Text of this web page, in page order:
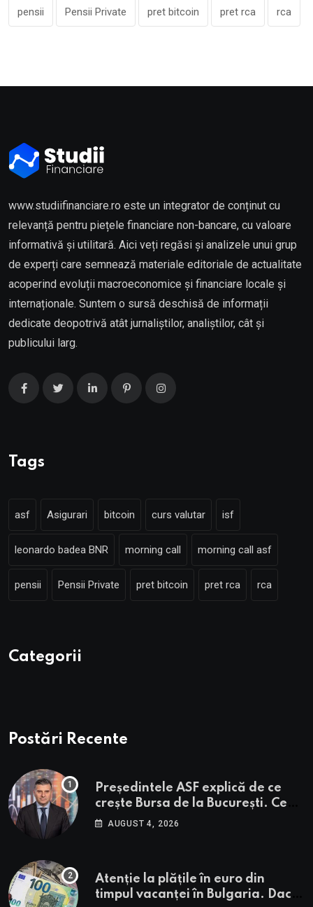
pensii Pensii Private pret bitcoin pret rca rca
www.studiifinanciare.ro este un integrator de conținut cu
relevanță pentru piețele financiare non-bancare, cu valoare
informativă și utilitară. Aici veți regăsi și analizele unui grup
de experți care semnează materiale editoriale de actualitate
acoperind evoluții macroeconomice și financiare locale și
internaționale. Suntem o sursă deschisă de informații
dedicate deopotrivă atât jurnaliștilor, analiștilor, cât și
publicului larg.
Tags
asf Asigurari bitcoin curs valutar isf
leonardo badea BNR morning call morning call asf
pensii Pensii Private pret bitcoin pret rca rca
Categorii
Postări Recente
Președintele ASF explică de ce
crește Bursa de la București. Ce
urmează pentru BVB potrivit lui
AUGUST 4, 2026
Atenție la plățile în euro din
timpul vacanței în Bulgaria. Dacă